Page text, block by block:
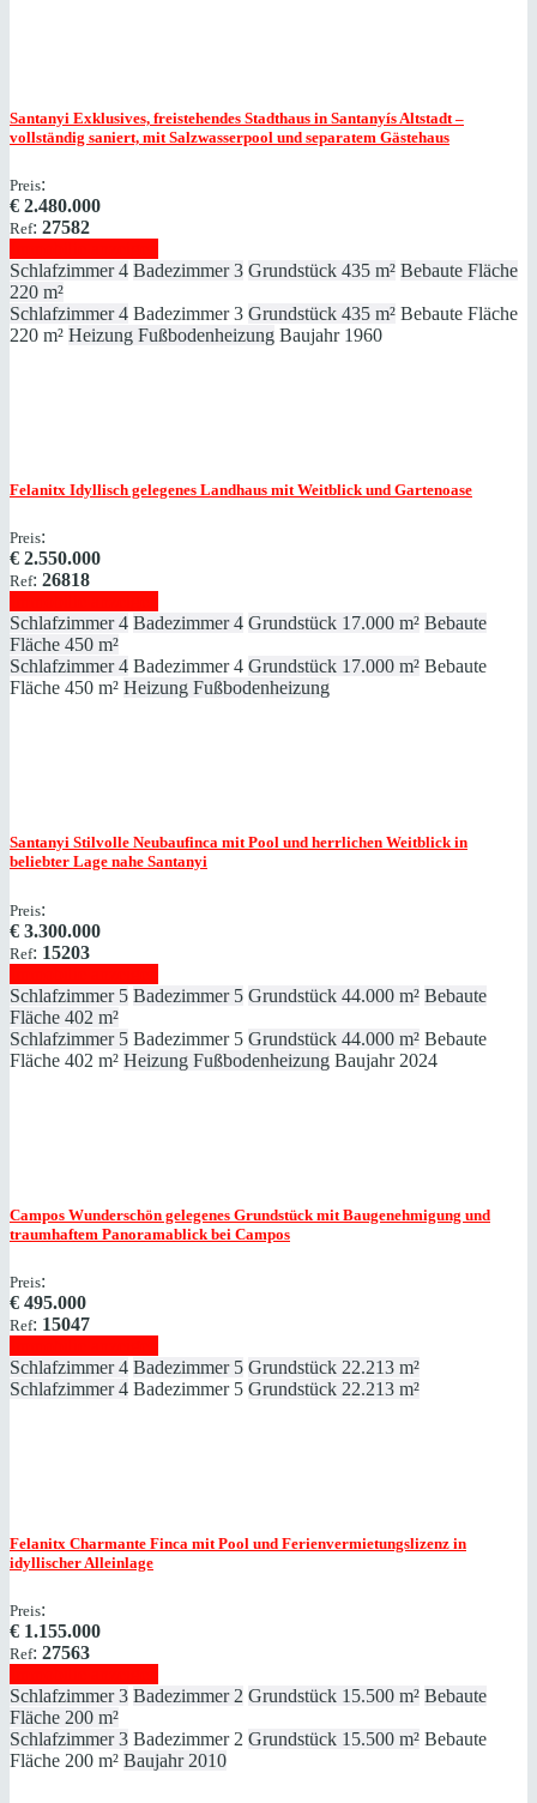
Santanyi Exklusives, freistehendes Stadthaus in Santanyís Altstadt –
vollständig saniert, mit Salzwasserpool und separatem Gästehaus
Preis:
€ 2.480.000
Ref: 27582
Schlafzimmer 4 Badezimmer 3 Grundstück 435 m² Bebaute Fläche
220 m²
Schlafzimmer 4 Badezimmer 3 Grundstück 435 m² Bebaute Fläche
220 m² Heizung Fußbodenheizung Baujahr 1960
Felanitx Idyllisch gelegenes Landhaus mit Weitblick und Gartenoase
Preis:
€ 2.550.000
Ref: 26818
Schlafzimmer 4 Badezimmer 4 Grundstück 17.000 m² Bebaute
Fläche 450 m²
Schlafzimmer 4 Badezimmer 4 Grundstück 17.000 m² Bebaute
Fläche 450 m² Heizung Fußbodenheizung
Santanyi Stilvolle Neubaufinca mit Pool und herrlichen Weitblick in
beliebter Lage nahe Santanyi
Preis:
€ 3.300.000
Ref: 15203
Schlafzimmer 5 Badezimmer 5 Grundstück 44.000 m² Bebaute
Fläche 402 m²
Schlafzimmer 5 Badezimmer 5 Grundstück 44.000 m² Bebaute
Fläche 402 m² Heizung Fußbodenheizung Baujahr 2024
Campos Wunderschön gelegenes Grundstück mit Baugenehmigung und
traumhaftem Panoramablick bei Campos
Preis:
€ 495.000
Ref: 15047
Schlafzimmer 4 Badezimmer 5 Grundstück 22.213 m²
Schlafzimmer 4 Badezimmer 5 Grundstück 22.213 m²
Felanitx Charmante Finca mit Pool und Ferienvermietungslizenz in
idyllischer Alleinlage
Preis:
€ 1.155.000
Ref: 27563
Schlafzimmer 3 Badezimmer 2 Grundstück 15.500 m² Bebaute
Fläche 200 m²
Schlafzimmer 3 Badezimmer 2 Grundstück 15.500 m² Bebaute
Fläche 200 m² Baujahr 2010